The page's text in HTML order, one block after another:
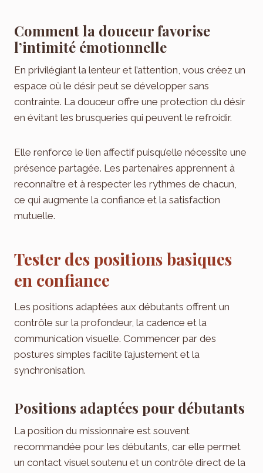
Comment la douceur favorise
l’intimité émotionnelle
En privilégiant la lenteur et l’attention, vous créez un
espace où le désir peut se développer sans
contrainte. La douceur offre une protection du désir
en évitant les brusqueries qui peuvent le refroidir.
Elle renforce le lien affectif puisqu’elle nécessite une
présence partagée. Les partenaires apprennent à
reconnaître et à respecter les rythmes de chacun,
ce qui augmente la confiance et la satisfaction
mutuelle.
Tester des positions basiques
en confiance
Les positions adaptées aux débutants offrent un
contrôle sur la profondeur, la cadence et la
communication visuelle. Commencer par des
postures simples facilite l’ajustement et la
synchronisation.
Positions adaptées pour débutants
La position du missionnaire est souvent
recommandée pour les débutants, car elle permet
un contact visuel soutenu et un contrôle direct de la